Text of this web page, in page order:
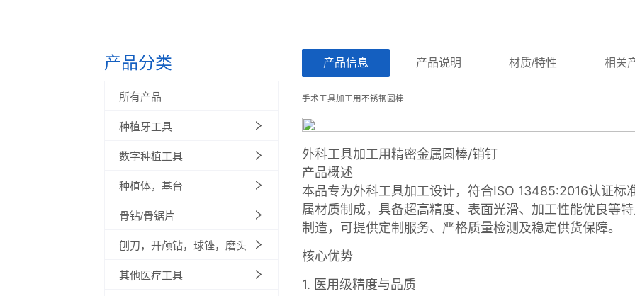
产品分类
所有产品
种植牙工具
数字种植工具
种植体，基台
骨钻/骨锯片
刨刀，开颅钻，球锉，磨头
其他医疗工具
ㅤㅤ产品信息ㅤㅤ ㅤㅤ产品说明ㅤㅤ ㅤㅤ材质/特性ㅤㅤ ㅤㅤ相关